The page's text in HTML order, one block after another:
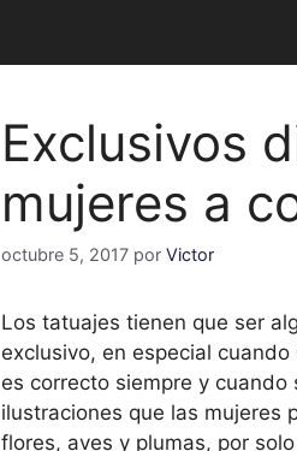
Exclusivos
mujeres a
octubre 5, 2017 por Victor
Los tatuajes tienen que ser
exclusivo, en especial
es correcto siempre y
ilustraciones que las mujeres
flores, aves y plumas, por